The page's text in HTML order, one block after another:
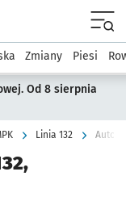
Komunikacja
Zmiany Piesi
Od 8 sierpnia
Linia 132